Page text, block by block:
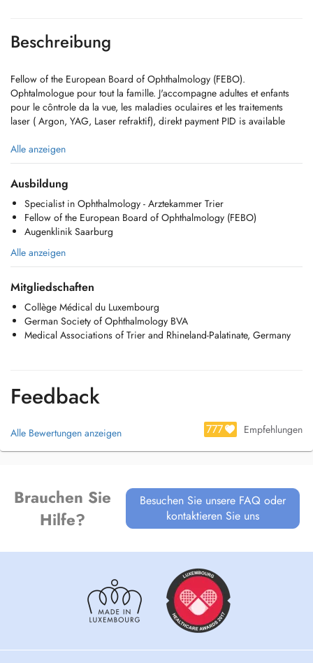
Beschreibung
Fellow of the European Board of Ophthalmology (FEBO).
Ophtalmologue pour tout la famille. J'accompagne adultes et enfants
pour le côntrole da la vue, les maladies oculaires et les traitements
laser ( Argon, YAG, Laser refraktif), direkt payment PID is available
SITE WEB:
https://www.lophtalmo.lu/
Instagram dr.dinarademeure
Alle anzeigen
Ausbildung
Specialist in Ophthalmology - Arztekammer Trier
Fellow of the European Board of Ophthalmology (FEBO)
Augenklinik Saarburg
Alle anzeigen
Mitgliedschaften
Collège Médical du Luxembourg
German Society of Ophthalmology BVA
Medical Associations of Trier and Rhineland-Palatinate, Germany
Feedback
Alle Bewertungen anzeigen 777 Empfehlungen
Brauchen Sie
Hilfe?
Besuchen Sie unsere FAQ oder
kontaktieren Sie uns